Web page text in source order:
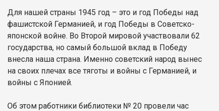
Для нашей страны 1945 год – это и год Победы над
фашистской Германией, и год Победы в Советско-
японской войне. Во Второй мировой участвовали 62
государства, но самый большой вклад в Победу
внесла наша страна. Именно советский народ вынес
на своих плечах все тяготы и войны с Германией, и
войны с Японией.
Об этом работники библиотеки № 20 провели час